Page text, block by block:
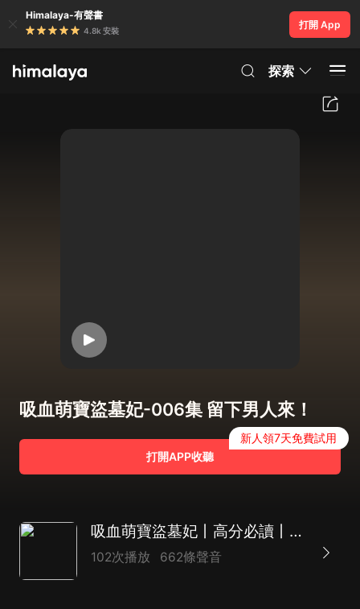
Himalaya-有聲書
4.8k 安裝
打開 App
探索
吸血萌寶盜墓妃-006集 留下男人來！
打開APP收聽
新人領7天免費試用
吸血萌寶盜墓妃丨高分必讀丨爆笑穿越懸疑丨女強虐渣探案盜墓【多人精品制作】
102次播放 662條聲音